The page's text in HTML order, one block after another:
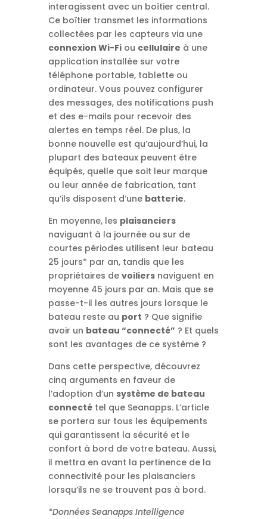
interagissent avec un boîtier central.
Ce boîtier transmet les informations
collectées par les capteurs via une
connexion Wi-Fiou cellulaire à une
application installée sur votre
téléphone portable, tablette ou
ordinateur. Vous pouvez configurer
des messages, des notifications push
et des e-mails pour recevoir des
alertes en temps réel. De plus, la
bonne nouvelle est qu’aujourd’hui, la
plupart des bateaux peuvent être
équipés, quelle que soit leur marque
ou leur année de fabrication, tant
qu’ils disposent d’une batterie.
En moyenne, les plaisanciers
naviguant à la journée ou sur de
courtes périodes utilisent leur bateau
25 jours* par an, tandis que les
propriétaires de voiliersnaviguent en
moyenne 45 jours par an. Mais que se
passe-t-il les autres jours lorsque le
bateau reste au port ? Que signifie
avoir un bateau “connecté” ? Et quels
sont les avantages de ce système ?
Dans cette perspective, découvrez
cinq arguments en faveur de
l’adoption d’un système de bateau
connectétel que Seanapps. L’article
se portera sur tous les équipements
qui garantissent la sécurité et le
confort à bord de votre bateau. Aussi,
il mettra en avant la pertinence de la
connectivité pour les plaisanciers
lorsqu’ils ne se trouvent pas à bord.
*Données Seanapps Intelligence